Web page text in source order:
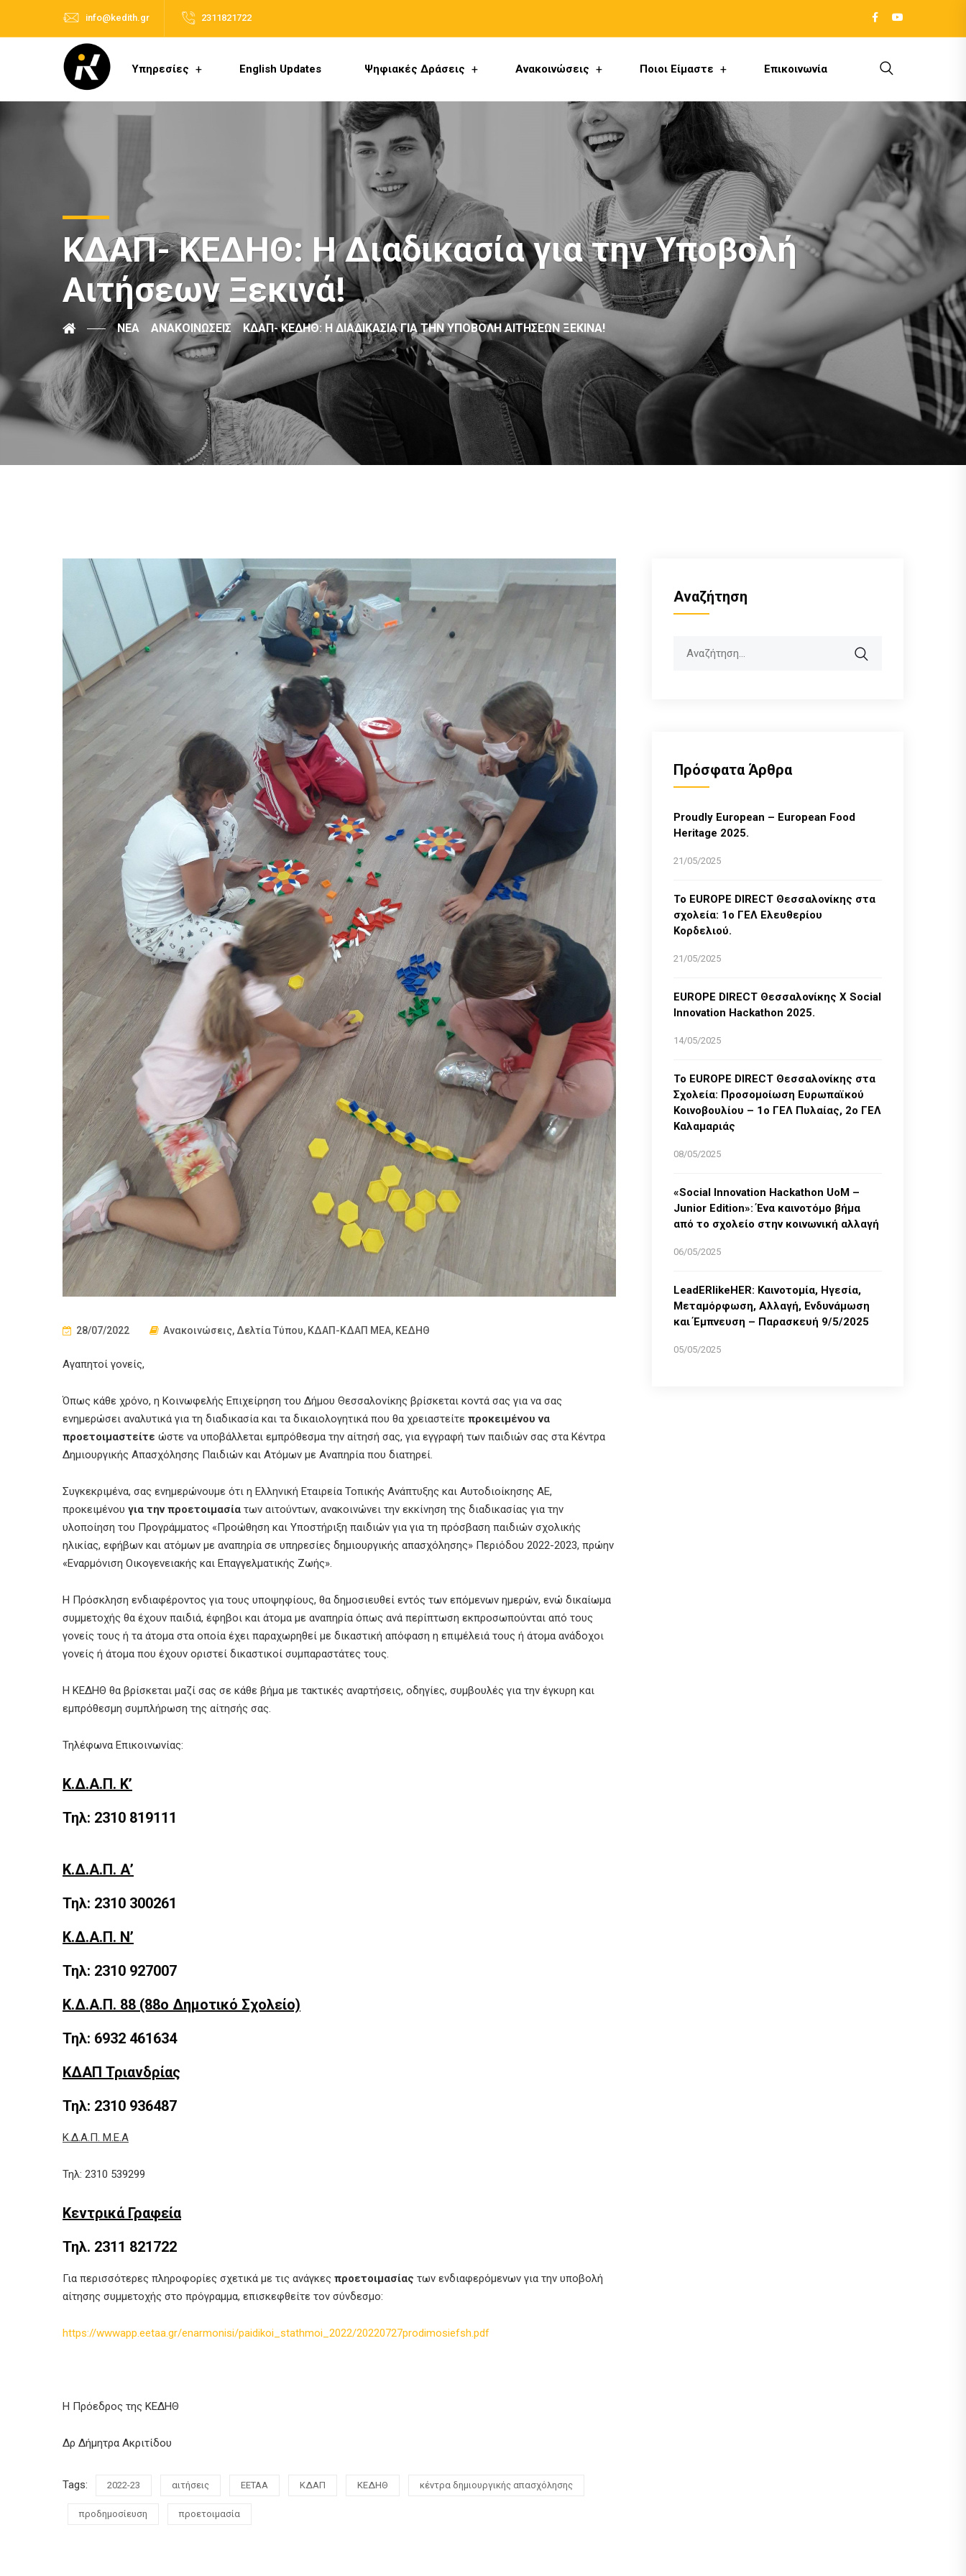
info@kedith.gr 2311821722
Υπηρεσίες English Updates Ψηφιακές Δράσεις Ανακοινώσεις Ποιοι Είμαστε Επικοινωνία
ΚΔΑΠ- ΚΕΔΗΘ: Η Διαδικασία για την Υποβολή
Αιτήσεων Ξεκινά!
ΝΈΑ ΑΝΑΚΟΙΝΏΣΕΙΣ ΚΔΑΠ- ΚΕΔΗΘ: Η ΔΙΑΔΙΚΑΣΊΑ ΓΙΑ ΤΗΝ ΥΠΟΒΟΛΉ ΑΙΤΉΣΕΩΝ ΞΕΚΙΝΆ!
28/07/2022 Ανακοινώσεις, Δελτία Τύπου, ΚΔΑΠ-ΚΔΑΠ ΜΕΑ, ΚΕΔΗΘ
Αγαπητοί γονείς,
Όπως κάθε χρόνο, η Κοινωφελής Επιχείρηση του Δήμου Θεσσαλονίκης βρίσκεται κοντά σας για να σας
ενημερώσει αναλυτικά για τη διαδικασία και τα δικαιολογητικά που θα χρειαστείτε προκειμένου να
προετοιμαστείτε ώστε να υποβάλλεται εμπρόθεσμα την αίτησή σας, για εγγραφή των παιδιών σας στα Κέντρα
Δημιουργικής Απασχόλησης Παιδιών και Ατόμων με Αναπηρία που διατηρεί.
Συγκεκριμένα, σας ενημερώνουμε ότι η Ελληνική Εταιρεία Τοπικής Ανάπτυξης και Αυτοδιοίκησης ΑΕ,
προκειµένου για την προετοιµασία των αιτούντων, ανακοινώνει την εκκίνηση της διαδικασίας για την
υλοποίηση του Προγράµµατος «Προώθηση και Υποστήριξη παιδιών για για τη πρόσβαση παιδιών σχολικής
ηλικίας, εφήβων και ατόµων µε αναπηρία σε υπηρεσίες δηµιουργικής απασχόλησης» Περιόδου 2022-2023, πρώην
«Εναρµόνιση Οικογενειακής και Επαγγελµατικής Ζωής».
Η Πρόσκληση ενδιαφέροντος για τους υποψηφίους, θα δηµοσιευθεί εντός των επόµενων ηµερών, ενώ δικαίωμα
συµµετοχής θα έχουν παιδιά, έφηβοι και άτοµα µε αναπηρία όπως ανά περίπτωση εκπροσωπούνται από τους
γονείς τους ή τα άτοµα στα οποία έχει παραχωρηθεί µε δικαστική απόφαση η επιµέλειά τους ή άτοµα ανάδοχοι
γονείς ή άτοµα που έχουν οριστεί δικαστικοί συµπαραστάτες τους.
Η ΚΕΔΗΘ θα βρίσκεται μαζί σας σε κάθε βήμα με τακτικές αναρτήσεις, οδηγίες, συμβουλές για την έγκυρη και
εμπρόθεσμη συμπλήρωση της αίτησής σας.
Τηλέφωνα Επικοινωνίας:
Κ.Δ.Α.Π. Κ’
Τηλ: 2310 819111
Κ.Δ.Α.Π. Α’
Τηλ: 2310 300261
Κ.Δ.Α.Π. Ν’
Τηλ: 2310 927007
Κ.Δ.Α.Π. 88 (88ο Δημοτικό Σχολείο)
Τηλ: 6932 461634
ΚΔΑΠ Τριανδρίας
Τηλ: 2310 936487
Κ.Δ.Α.Π. Μ.Ε.Α
Τηλ: 2310 539299
Κεντρικά Γραφεία
Τηλ. 2311 821722
Για περισσότερες πληροφορίες σχετικά με τις ανάγκες προετοιμασίας των ενδιαφερόμενων για την υποβολή
αίτησης συμμετοχής στο πρόγραμμα, επισκεφθείτε τον σύνδεσμο:
https://wwwapp.eetaa.gr/enarmonisi/paidikoi_stathmoi_2022/20220727prodimosiefsh.pdf
Η Πρόεδρος της ΚΕΔΗΘ
Δρ Δήμητρα Ακριτίδου
Tags: 2022-23 αιτήσεις ΕΕΤΑΑ ΚΔΑΠ ΚΕΔΗΘ κέντρα δημιουργικής απασχόλησης
προδημοσίευση προετοιμασία
Αναζήτηση
Πρόσφατα Άρθρα
Proudly European – European Food
Heritage 2025.
21/05/2025
Το EUROPE DIRECT Θεσσαλονίκης στα
σχολεία: 1ο ΓΕΛ Ελευθερίου
Κορδελιού.
21/05/2025
EUROPE DIRECT Θεσσαλονίκης Χ Social
Innovation Hackathon 2025.
14/05/2025
Το EUROPE DIRECT Θεσσαλονίκης στα
Σχολεία: Προσομοίωση Ευρωπαϊκού
Κοινοβουλίου – 1ο ΓΕΛ Πυλαίας, 2ο ΓΕΛ
Καλαμαριάς
08/05/2025
«Social Innovation Hackathon UoM –
Junior Edition»: Ένα καινοτόμο βήμα
από το σχολείο στην κοινωνική αλλαγή
06/05/2025
LeadERlikeHER: Καινοτομία, Ηγεσία,
Μεταμόρφωση, Αλλαγή, Ενδυνάμωση
και Έμπνευση – Παρασκευή 9/5/2025
05/05/2025